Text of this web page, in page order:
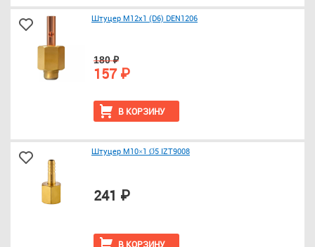
Штуцер М12x1 (D6) DEN1206
В КОРЗИНУ
180 ₽
157 ₽
Штуцер М10×1 Ø5 IZT9008
В КОРЗИНУ
241 ₽